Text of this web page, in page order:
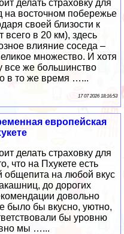
делать страховку для
на восточном побережье
своей близости к
всего в 20 км), здесь
влияние соседа –
множество. И хотя
все же большинство
в то же время …...
17 07 2026 18:16:53
европейская
делать страховку для
что на Пхукете есть
общепита на любой вкус
до дорогих
довольно
было бы вкусно, уютно,
бы уровню
мы …...